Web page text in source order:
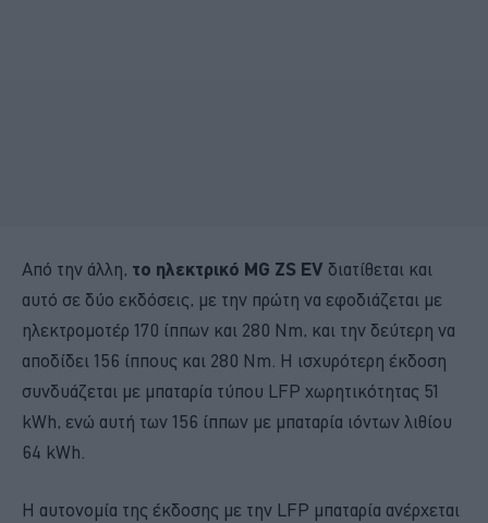
Από την άλλη, το ηλεκτρικό MG ZS EV διατίθεται και
αυτό σε δύο εκδόσεις, με την πρώτη να εφοδιάζεται με
ηλεκτρομοτέρ 170 ίππων και 280 Nm, και την δεύτερη να
αποδίδει 156 ίππους και 280 Nm. Η ισχυρότερη έκδοση
συνδυάζεται με μπαταρία τύπου LFP χωρητικότητας 51
kWh, ενώ αυτή των 156 ίππων με μπαταρία ιόντων λιθίου
64 kWh.
Η αυτονομία της έκδοσης με την LFP μπαταρία ανέρχεται